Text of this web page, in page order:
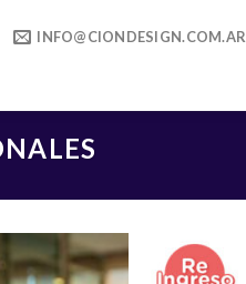
INFO@CIONDESIGN.COM.AR